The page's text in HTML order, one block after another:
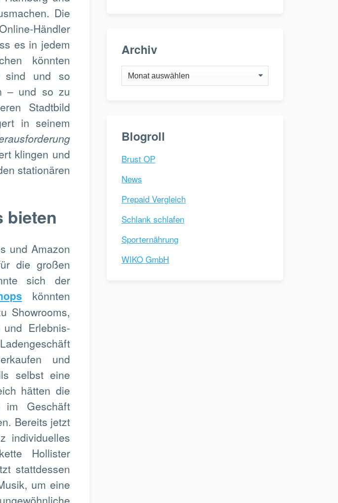
Die
Händler
es in jedem
könnten
sind und so
– und so zu
Stadtbild
in seinem
klingen und
stationären
bieten
und Amazon
die großen
sich der
könnten
Showrooms,
Erlebnis-
und
selbst eine
hätten die
im Geschäft
Bereits jetzt
individuelles
Hollister
stattdessen
um eine
Archiv
Archiv
Blogroll
Brust OP
News
Prepaid Vergleich
Schlank schlafen
Sporternährung
WIKO GmbH